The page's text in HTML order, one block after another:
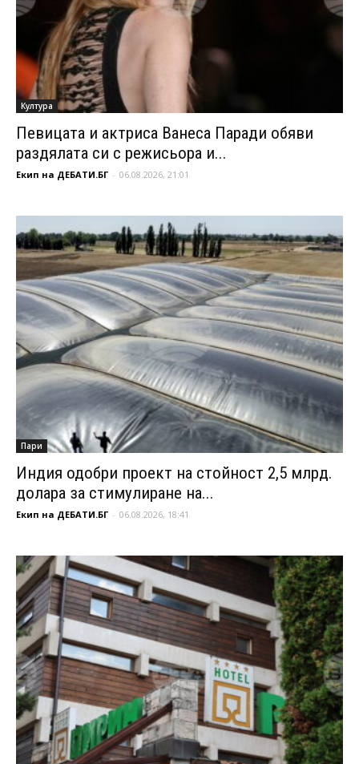
Култура
Певицата и актриса Ванеса Паради обяви
раздялата си с режисьора и...
Екип на ДЕБАТИ.БГ - 06.08.2026, 21:01
Пари
Индия одобри проект на стойност 2,5 млрд.
долара за стимулиране на...
Екип на ДЕБАТИ.БГ - 06.08.2026, 18:41